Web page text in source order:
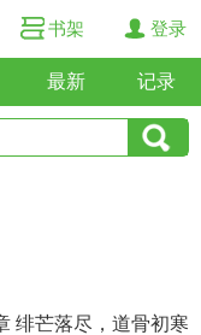
书架 登录
最新 记录
绯芒落尽，道骨初寒